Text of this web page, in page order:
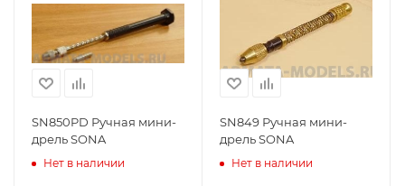
SN850PD Ручная мини-
дрель SONA
Нет в наличии
SN849 Ручная мини-
дрель SONA
Нет в наличии